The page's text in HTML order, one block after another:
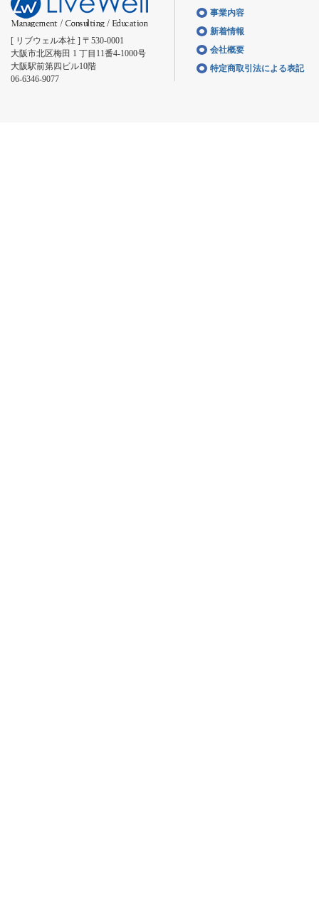
[ リブウェル本社 ] 〒530-0001
大阪市北区梅田 1 丁目11番4-1000号
大阪駅前第四ビル10階
06-6346-9077
事業内容
新着情報
会社概要
特定商取引法による表記